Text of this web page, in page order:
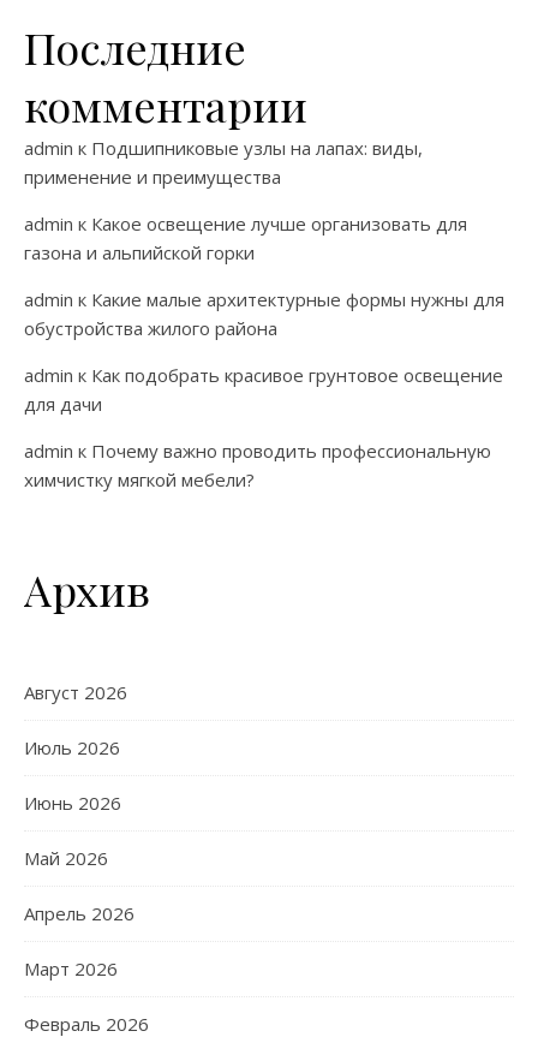
Последние
комментарии
admin к Подшипниковые узлы на лапах: виды,
применение и преимущества
admin к Какое освещение лучше организовать для
газона и альпийской горки
admin к Какие малые архитектурные формы нужны для
обустройства жилого района
admin к Как подобрать красивое грунтовое освещение
для дачи
admin к Почему важно проводить профессиональную
химчистку мягкой мебели?
Архив
Август 2026
Июль 2026
Июнь 2026
Май 2026
Апрель 2026
Март 2026
Февраль 2026